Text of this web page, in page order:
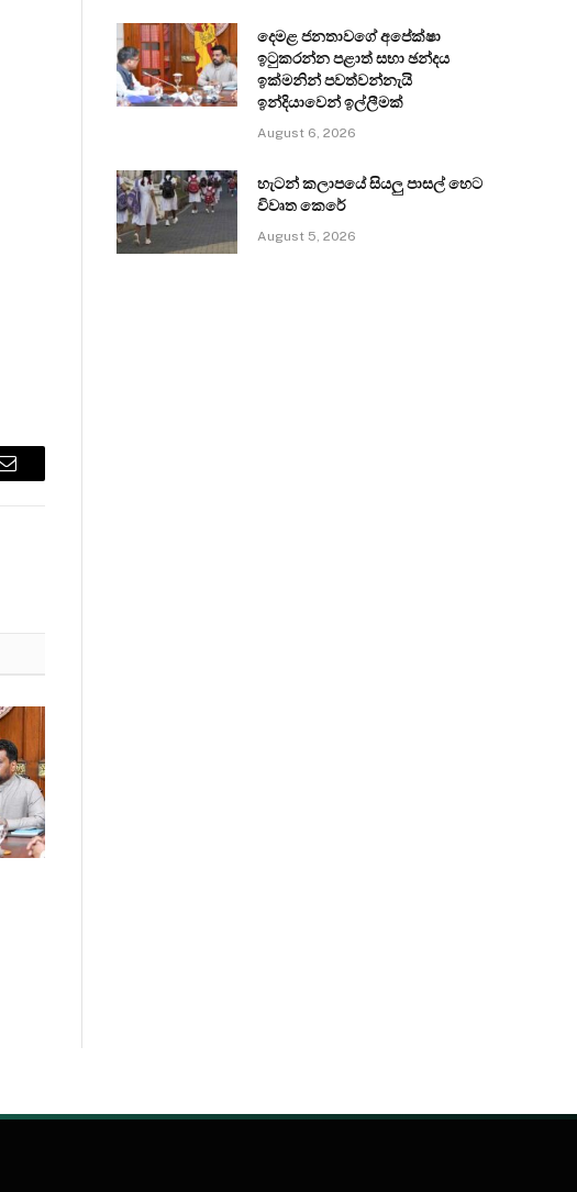
Email
දෙමළ ජනතාවගේ අපේක්ෂා
ඉටුකරන්න පළාත් සභා ඡන්දය
ඉක්මනින් පවත්වන්නැයි
ඉන්දියාවෙන් ඉල්ලීමක්
August 6, 2026
හැටන් කලාපයේ සියලු පාසල් හෙට
විවෘත කෙරේ
August 5, 2026